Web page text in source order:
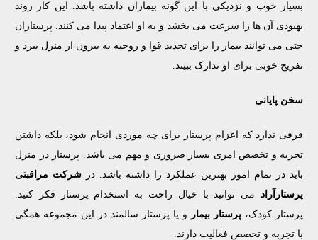
بسیار خوب و نزدیکی با این گونه بیماران داشته باشد. این کار روند
بهبودی آن ها را سرعت می بخشد و به او اعتماد پیدا می کنند. پرستاران
حتی می توانند بیمار را برای تجدید قوا و روحیه به بیرون از منزل ببرد و
تفریح خوبی برای او تدارک ببیند.
سخن پایانی
فرقی ندارد که اعزام پرستار برای چه موردی انجام شود، بلکه داشتن
تجربه و تخصص امری بسیار ضروری و مهم می باشد. پرستار در منزل
باید در تمام امور بهترین عملکرد را داشته باشد. در شرکت مراقبتی
پرستارآراد می توانید با خیال راحت به استخدام پرستار فکر کنید.
پرستار کودک، پرستار بیمار
و یا پرستار سالمند در این مجموعه همگی
با تجربه و تخصص فعالیت دارند.